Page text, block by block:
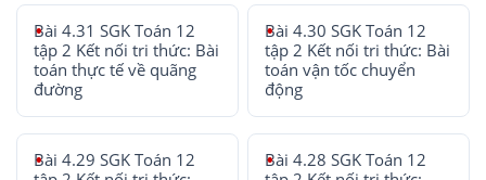
Bài 4.31 SGK Toán 12
tập 2 Kết nối tri thức: Bài
toán thực tế về quãng
đường
Bài 4.30 SGK Toán 12
tập 2 Kết nối tri thức: Bài
toán vận tốc chuyển
động
Bài 4.29 SGK Toán 12
Bài 4.28 SGK Toán 12